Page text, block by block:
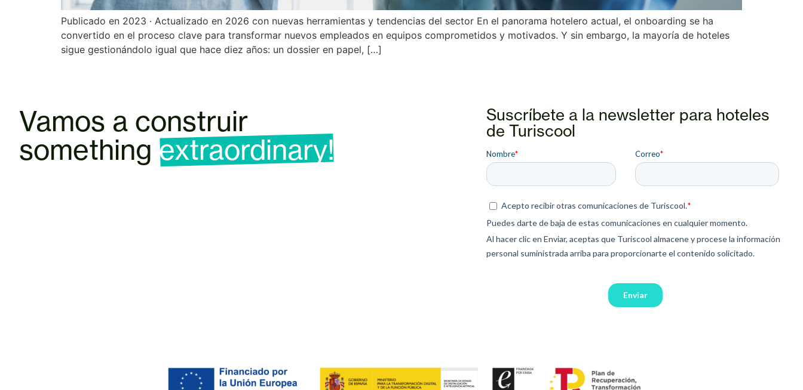
Publicado en 2023 · Actualizado en 2026 con nuevas herramientas y tendencias del sector En el panorama hotelero actual, el onboarding se ha
convertido en el proceso clave para transformar nuevos empleados en equipos comprometidos y motivados. Y sin embargo, la mayoría de hoteles
sigue gestionándolo igual que hace diez años: un dossier en papel, […]
Vamos a construir
something extraordinary!
Suscríbete a la newsletter para hoteles
de Turiscool